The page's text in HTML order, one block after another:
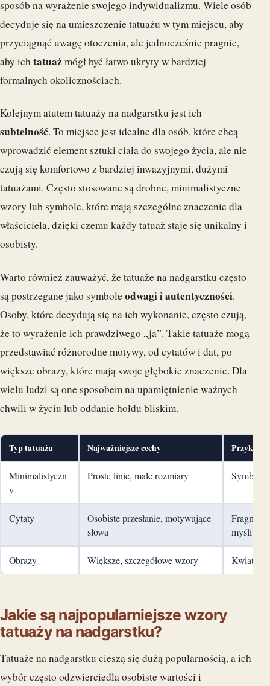
sposób na wyrażenie swojego indywidualizmu. Wiele osób
decyduje się na umieszczenie tatuażu w tym miejscu, aby
przyciągnąć uwagę otoczenia, ale jednocześnie pragnie,
aby ichtatuażmógł być łatwo ukryty w bardziej
formalnych okolicznościach.
Kolejnym atutem tatuaży na nadgarstku jest ich
subtelność. To miejsce jest idealne dla osób, które chcą
wprowadzić element sztuki ciała do swojego życia, ale nie
czują się komfortowo z bardziej inwazyjnymi, dużymi
tatuażami. Często stosowane są drobne, minimalistyczne
wzory lub symbole, które mają szczególne znaczenie dla
właściciela, dzięki czemu każdy tatuaż staje się unikalny i
osobisty.
Warto również zauważyć, że tatuaże na nadgarstku często
są postrzegane jako symboleodwagi i autentyczności.
Osoby, które decydują się na ich wykonanie, często czują,
że to wyrażenie ich prawdziwego „ja”. Takie tatuaże mogą
przedstawiać różnorodne motywy, od cytatów i dat, po
większe obrazy, które mają swoje głębokie znaczenie. Dla
wielu ludzi są one sposobem na upamiętnienie ważnych
chwili w życiu lub oddanie hołdu bliskim.
Typ tatuażu Najważniejsze cechy Przykłady
Minimalistyczn
y
Proste linie, małe rozmiary Symbole,
Cytaty
Osobiste przesłanie, motywujące
słowa
myśli
Obrazy Większe, szczegółowe wzory Kwiaty,
Jakie są najpopularniejsze wzory
tatuaży na nadgarstku?
Tatuaże na nadgarstku cieszą się dużą popularnością, a ich
wybór często odzwierciedla osobiste wartości i